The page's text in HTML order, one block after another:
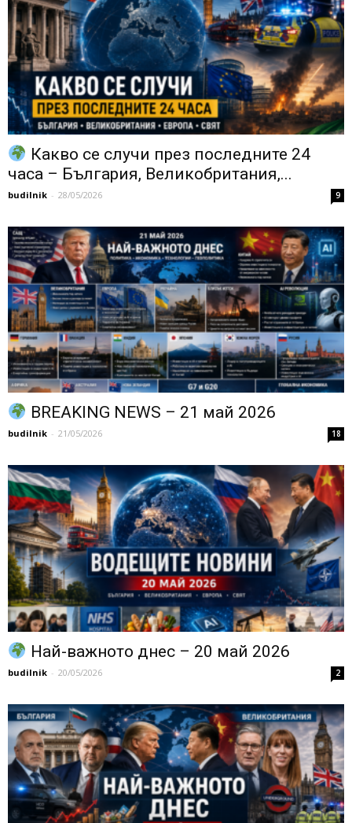
Какво се случи през последните 24
часа – България, Великобритания,...
budilnik - 28/05/2026 9
BREAKING NEWS – 21 май 2026
budilnik - 21/05/2026 18
Най-важното днес – 20 май 2026
budilnik - 20/05/2026 2